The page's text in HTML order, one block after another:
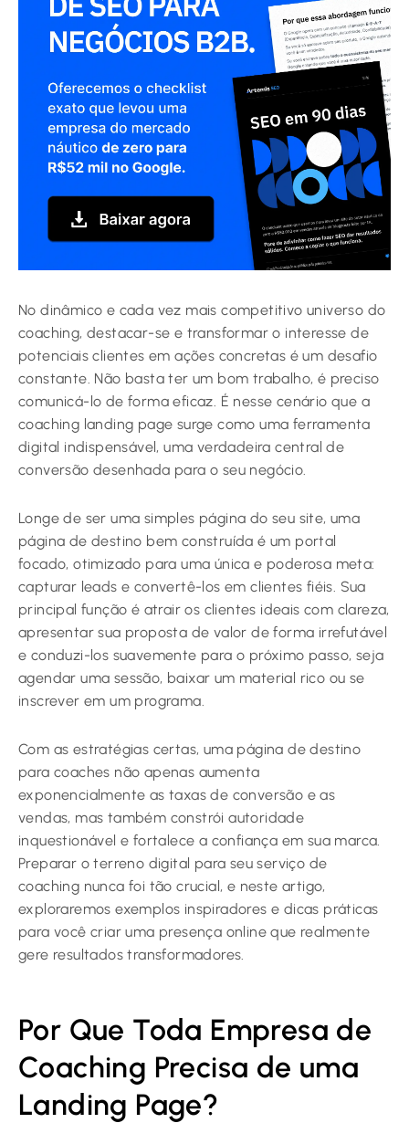
No dinâmico e cada vez mais competitivo universo do
coaching, destacar-se e transformar o interesse de
potenciais clientes em ações concretas é um desafio
constante. Não basta ter um bom trabalho, é preciso
comunicá-lo de forma eficaz. É nesse cenário que a
coaching landing page surge como uma ferramenta
digital indispensável, uma verdadeira central de
conversão desenhada para o seu negócio.
Longe de ser uma simples página do seu site, uma
página de destino bem construída é um portal
focado, otimizado para uma única e poderosa meta:
capturar leads e convertê-los em clientes fiéis. Sua
principal função é atrair os clientes ideais com clareza,
apresentar sua proposta de valor de forma irrefutável
e conduzi-los suavemente para o próximo passo, seja
agendar uma sessão, baixar um material rico ou se
inscrever em um programa.
Com as estratégias certas, uma página de destino
para coaches não apenas aumenta
exponencialmente as taxas de conversão e as
vendas, mas também constrói autoridade
inquestionável e fortalece a confiança em sua marca.
Preparar o terreno digital para seu serviço de
coaching nunca foi tão crucial, e neste artigo,
exploraremos exemplos inspiradores e dicas práticas
para você criar uma presença online que realmente
gere resultados transformadores.
Por Que Toda Empresa de
Coaching Precisa de uma
Landing Page?